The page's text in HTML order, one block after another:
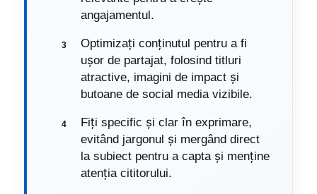
angajamentul.
Optimizați conținutul pentru a fi
ușor de partajat, folosind titluri
atractive, imagini de impact și
butoane de social media vizibile.
Fiți specific și clar în exprimare,
evitând jargonul și mergând direct
la subiect pentru a capta și menține
atenția cititorului.